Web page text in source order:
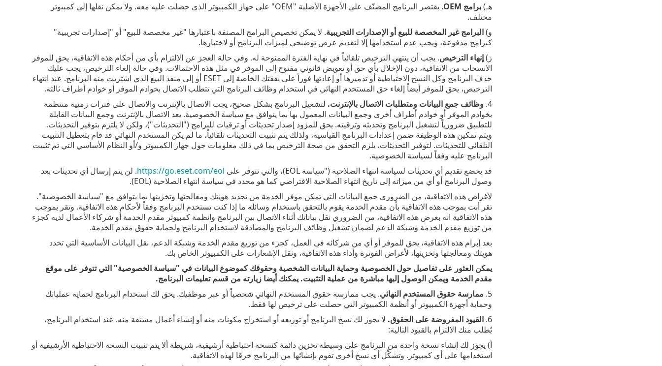
هـ)برامج OEM
. يقتصر البرنامج المصنّف على الأجهزة الأصلية "OEM" على جهاز الكمبيوتر الذي حصلت عليه معه. ولا يمكن نقلها إلى كمبيوتر
مختلف.
و)البرامج غير المخصصة للبيع أو الإصدارات التجريبية. لا يمكن تخصيص البرامج المصنفة باعتبارها "غير مخصصة للبيع" أو "إصدارات تجريبية"
كبرامج مدفوعة، ويجب عدم استخدامها إلا لتقديم عرض توضيحي لميزات البرنامج أو لاختبارها.
ز)إنهاء الترخيص. يجب أن ينتهي الترخيص تلقائياً في نهاية الفترة الممنوحة له. وفي حالة العجز عن الالتزام بأي من أحكام هذه الاتفاقية، يحق للموفر
الانسحاب من الاتفاقية، دون الإخلال بأي حق أو تعويض قانوني مفتوح إلى الموفر في مثل هذه الاحتمالات. وفي حالة إلغاء الترخيص، يجب عليك
حذف البرنامج وكل النسخ الاحتياطية أو تدميرها أو إعادتها فوراً على نفقتك الخاصة إلى ESET أو إلى منفذ البيع الذي اشتريت منه البرنامج. عند انتهاء
الترخيص، يحق للموفر أيضاً إلغاء حق المستخدم النهائي في استخدام وظائف البرنامج التي تتطلب الاتصال بخوادم الموفر أو خوادم أطراف ثالثة‎.
4. وظائف جمع البيانات ومتطلبات الاتصال بالإنترنت. لتشغيل البرنامج بشكل صحيح، يجب الاتصال بالإنترنت والاتصال على فترات زمنية منتظمة
بخوادم الموفر أو خوادم أطراف أخرى وجمع البيانات المعمول بها بما يتوافق مع سياسة الخصوصية. يعد الاتصال بالإنترنت وجمع البيانات القابلة
للتطبيق ضرورياً لتشغيل البرنامج وتحديثه وترقيته. يحق للمزود إصدار تحديثات أو ترقيات للبرامج ("التحديثات")، ولكن لا يلتزم بتوفير التحديثات.
ويتم تمكين هذه الوظيفة ضمن إعدادات البرنامج القياسية، ولذلك يتم تثبيت التحديثات تلقائياً، ما لم يكن المستخدم النهائي قد قام بتعطيل التثبيت
التلقائي للتحديثات. لتوفير التحديثات، يلزم التحقق من صحة الترخيص بما في ذلك معلومات حول جهاز الكمبيوتر و/أو النظام الأساسي التي تم تثبيت
البرنامج عليه وفقاً لسياسة الخصوصية.
قد يخضع تقديم أي تحديثات لسياسة انتهاء الصلاحية ("سياسة EOL)، والتي تتوفر على
https://go.eset.com/eol. لن يتم إرسال أي تحديثات بعد
وصول البرنامج أو أي من ميزاته إلى تاريخ انتهاء الصلاحية الافتراضي كما هو محدد في سياسة انتهاء الصلاحية (EOL).
لأغراض هذه الاتفاقية، من الضروري جمع البيانات التي تمكن موفر الخدمة من تحديد هويتك ومعالجتها وتخزينها بما يتوافق مع "سياسة الخصوصية".
تقر أنت بموجب هذه الاتفاقية بأن مقدم الخدمة يقوم بالتحقق باستخدام وسائله ما إذا كنت تستخدم البرنامج وفقاً لأحكام هذه الاتفاقية. وتقر بموجب
هذه الاتفاقية انه بغرض هذه الاتفاقية، من الضروري نقل بياناتك أثناء الاتصال بين البرنامج وانظمة كمبيوتر مقدم الخدمة أو شركاء الأعمال لديه كجزء
من توزيع مقدم الخدمة وشبكة الدعم لضمان تشغيل وظائف البرنامج والمصادقة لاستخدام البرنامج ولحماية حقوق مقدم الخدمة.
بعد إبرام هذه الاتفاقية، يحق للموفر أو أي من شركائه في العمل، كجزء من توزيع مقدم الخدمة وشبكة الدعم، نقل البيانات الأساسية التي تحدد
هويتك ومعالجتها وتخزينها، لأغراض الفوترة وأداء هذه الاتفاقية، ونقل الإشعارات على الكمبيوتر الخاص بك.
يمكن العثور على تفاصيل حول الخصوصية وحماية البيانات الشخصية وحقوقك كموضوع البيانات في "سياسة الخصوصية" التي تتوفر على موقع
مقدم الخدمة ويمكن الوصول إليها مباشرة من عملية التثبيت. يمكنك أيضا زيارته من قسم تعليمات البرنامج.
5. ممارسة حقوق المستخدم النهائي. يجب ممارسة حقوق المستخدم النهائي شخصياً أو عبر موظفيك. يحق لك استخدام البرنامج لحماية عملياتك
وحماية أجهزة الكمبيوتر أو أنظمة الكمبيوتر التي حصلت على ترخيص لها فقط.
6. القيود المفروضة على الحقوق. لا يجوز لك نسخ البرنامج أو توزيعه أو استخراج مكونات منه أو إنشاء أعمال مشتقة منه. عند استخدام البرنامج،
يُطلب منك الالتزام بالقيود التالية:
أ) ‎يجوز لك إنشاء نسخة واحدة من البرنامج على وسيطة تخزين دائمة كنسخة احتياطية أرشيفية، شريطة ألا يتم تثبيت النسخة الاحتياطية الأرشيفية أو
استخدامها على أي كمبيوتر‎. وتشكِّل أي نسخ أخرى تقوم بإنشائها من البرنامج خرقا لهذه الاتفاقية.